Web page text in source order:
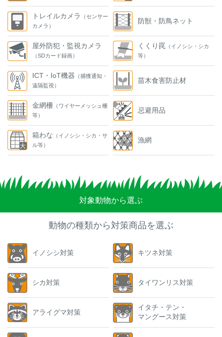
トレイルカメラ
（センサー
カメラ）
屋外防犯・監視カメラ
（SDカード録画）
ICT・IoT機器 （捕獲通知・
遠隔監視）
金網柵 （ワイヤーメッシュ柵
等）
箱わな （イノシシ・シカ・サ
ル等）
防獣・防鳥ネット
くくり罠 （イノシシ・シカ
等）
苗木食害防止材
忌避用品
漁網
対象動物から選ぶ
動物の種類から対策商品を選ぶ
イノシシ対策
シカ対策
アライグマ対策
キツネ対策
タイワンリス対策
イタチ・テン・
マングース対策